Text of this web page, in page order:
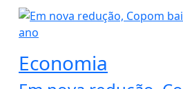
Economia